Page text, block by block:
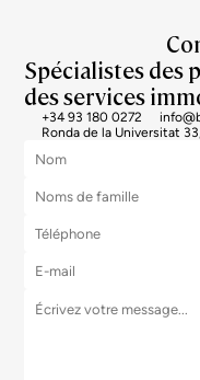
Spécialistes des
des services
+34 93 180 0272
Ronda de la Universitat